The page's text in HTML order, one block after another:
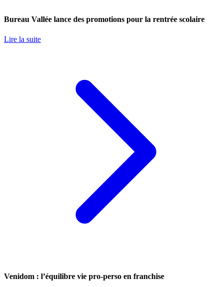
Bureau Vallée lance des promotions pour la rentrée scolaire
Lire la suite
Venidom : l’équilibre vie pro-perso en franchise